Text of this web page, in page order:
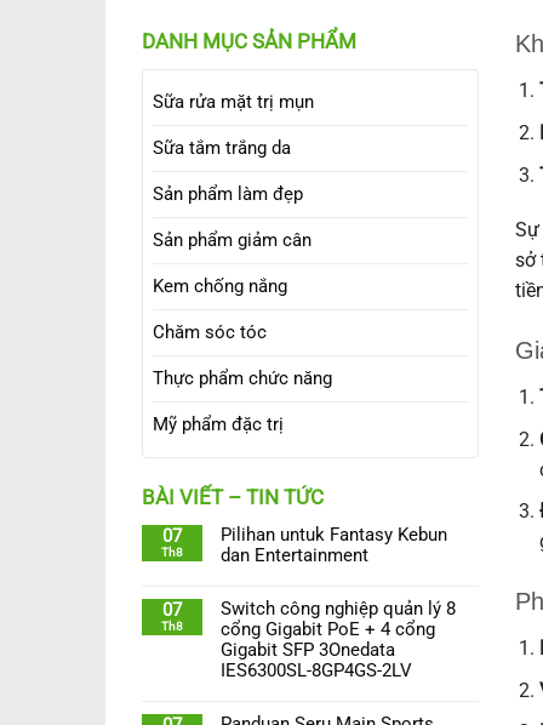
DANH MỤC SẢN PHẨM
Sữa rửa mặt trị mụn
Sữa tắm trắng da
Sản phẩm làm đẹp
Sản phẩm giảm cân
Kem chống nắng
Chăm sóc tóc
Thực phẩm chức năng
Mỹ phẩm đặc trị
BÀI VIẾT – TIN TỨC
07
Th8
Pilihan untuk Fantasy Kebun
dan Entertainment
07
Th8
Switch công nghiệp quản lý 8
cổng Gigabit PoE + 4 cổng
Gigabit SFP 3Onedata
IES6300SL-8GP4GS-2LV
Sự
sở